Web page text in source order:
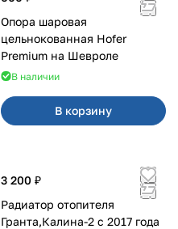
Опора шаровая
цельнокованная Hofer
Premium на Шевроле
В наличии
В корзину
3 200 ₽
Радиатор отопителя
Гранта,Калина-2 с 2017 года